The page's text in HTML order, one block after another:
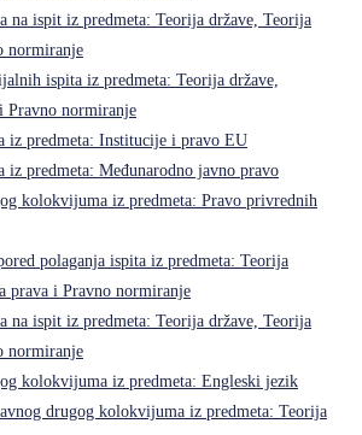
na ispit iz predmeta: Teorija države, Teorija
normiranje
ispita iz predmeta: Teorija države,
Pravno normiranje
iz predmeta: Institucije i pravo EU
iz predmeta: Međunarodno javno pravo
kolokvijuma iz predmeta: Pravo privrednih
polaganja ispita iz predmeta: Teorija
prava i Pravno normiranje
na ispit iz predmeta: Teorija države, Teorija
normiranje
kolokvijuma iz predmeta: Engleski jezik
drugog kolokvijuma iz predmeta: Teorija